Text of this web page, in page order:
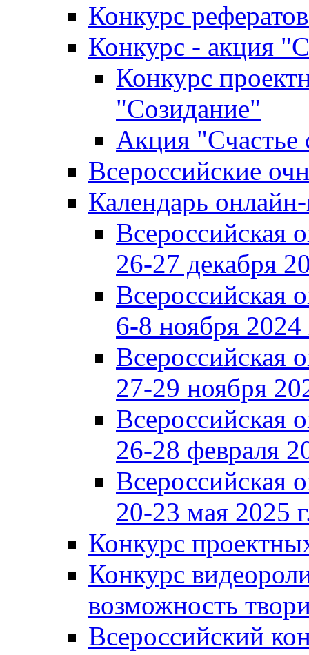
Конкурс
Конкурс - акция
Конкурс
"Созидание"
Акция "Счастье
Всероссийские
Календарь
Всероссийская
26-27 декабря
Всероссийская
6-8 ноября 2024
Всероссийская
27-29 ноября
Всероссийская
26-28 февраля
Всероссийская
20-23 мая 2025
Конкурс
Конкурс
возможность
Всероссийский